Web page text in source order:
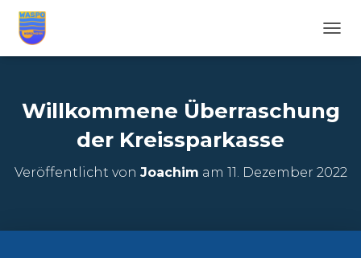
A
A
N
Willkommene Überraschung
der Kreissparkasse
Veröffentlicht von Joachim am 11. Dezember 2022